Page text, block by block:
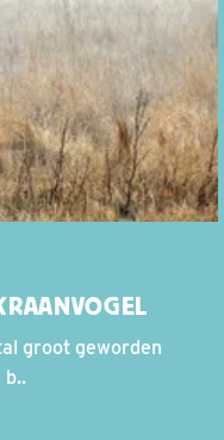
groot geworden
b..